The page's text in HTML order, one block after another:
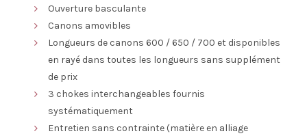
Ouverture basculante
Canons amovibles
Longueurs de canons 600 / 650 / 700 et disponibles
en rayé dans toutes les longueurs sans supplément
de prix
3 chokes interchangeables fournis
systématiquement
Entretien sans contrainte (matière en alliage